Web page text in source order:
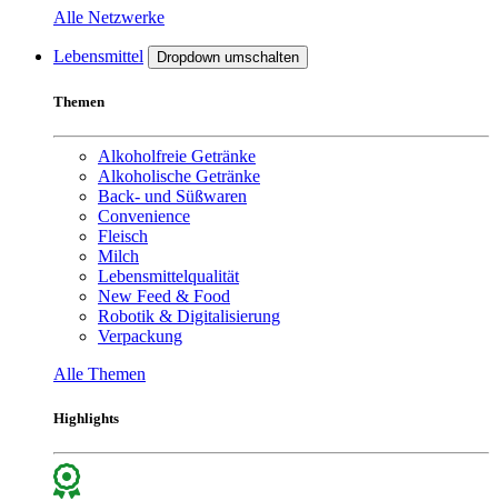
Alle Netzwerke
Lebensmittel Dropdown umschalten
Themen
Alkoholfreie Getränke
Alkoholische Getränke
Back- und Süßwaren
Convenience
Fleisch
Milch
Lebensmittelqualität
New Feed & Food
Robotik & Digitalisierung
Verpackung
Alle Themen
Highlights